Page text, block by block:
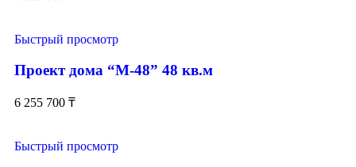
Быстрый просмотр
Проект дома “М-48” 48 кв.м
6 255 700 ₸
Быстрый просмотр